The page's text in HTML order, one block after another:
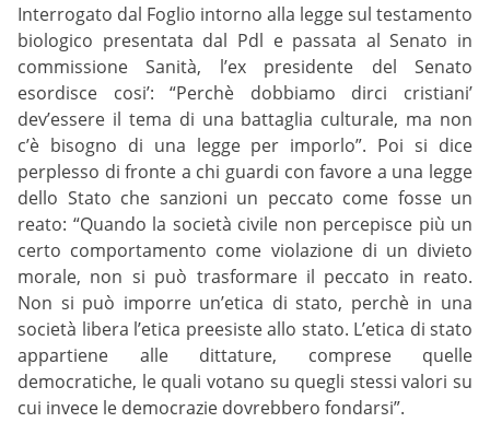
Interrogato dal Foglio intorno alla legge sul testamento
biologico presentata dal Pdl e passata al Senato in
commissione Sanità, l’ex presidente del Senato
esordisce cosi’: “Perchè dobbiamo dirci cristiani’
dev’essere il tema di una battaglia culturale, ma non
c’è bisogno di una legge per imporlo”. Poi si dice
perplesso di fronte a chi guardi con favore a una legge
dello Stato che sanzioni un peccato come fosse un
reato: “Quando la società civile non percepisce più un
certo comportamento come violazione di un divieto
morale, non si può trasformare il peccato in reato.
Non si può imporre un’etica di stato, perchè in una
società libera l’etica preesiste allo stato. L’etica di stato
appartiene alle dittature, comprese quelle
democratiche, le quali votano su quegli stessi valori su
cui invece le democrazie dovrebbero fondarsi”.